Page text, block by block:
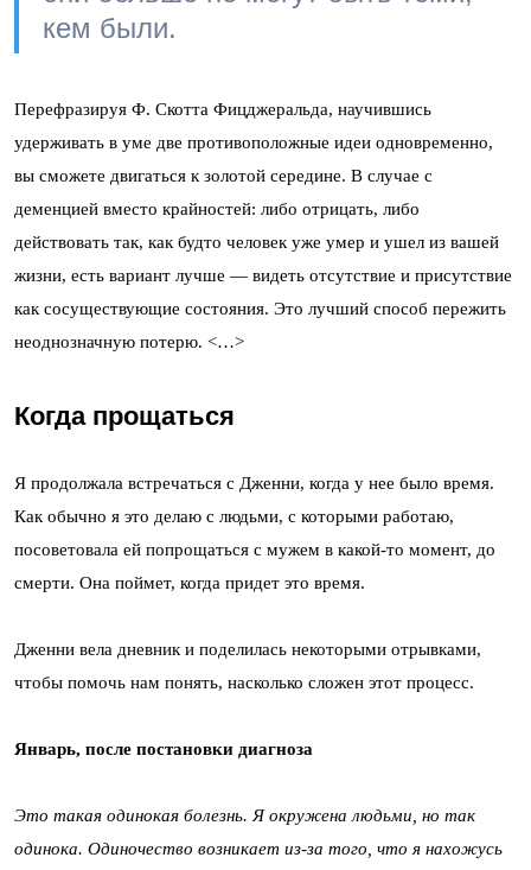
кем были.
Перефразируя Ф. Скотта Фицджеральда, научившись
удерживать в уме две противоположные идеи одновременно,
вы сможете двигаться к золотой середине. В случае с
деменцией вместо крайностей: либо отрицать, либо
действовать так, как будто человек уже умер и ушел из вашей
жизни, есть вариант лучше — видеть отсутствие и присутствие
как сосуществующие состояния. Это лучший способ пережить
неоднозначную потерю. <…>
Когда прощаться
Я продолжала встречаться с Дженни, когда у нее было время.
Как обычно я это делаю с людьми, с которыми работаю,
посоветовала ей попрощаться с мужем в какой-то момент, до
смерти. Она поймет, когда придет это время.
Дженни вела дневник и поделилась некоторыми отрывками,
чтобы помочь нам понять, насколько сложен этот процесс.
Январь, после постановки диагноза
Это такая одинокая болезнь. Я окружена людьми, но так
одинока. Одиночество возникает из-за того, что я нахожусь